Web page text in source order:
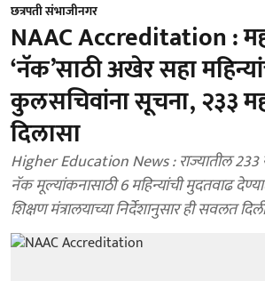
छत्रपती संभाजीनगर
NAAC Accreditation :
‘नॅक’साठी अखेर सहा
कुलसचिवांना सूचना, २३३
दिलासा
Higher Education News : राज्यातील 233
नॅक मूल्यांकनासाठी 6 महिन्यांची मुदतवाढ
शिक्षण मंत्रालयाच्या निर्देशानुसार ही सवलत